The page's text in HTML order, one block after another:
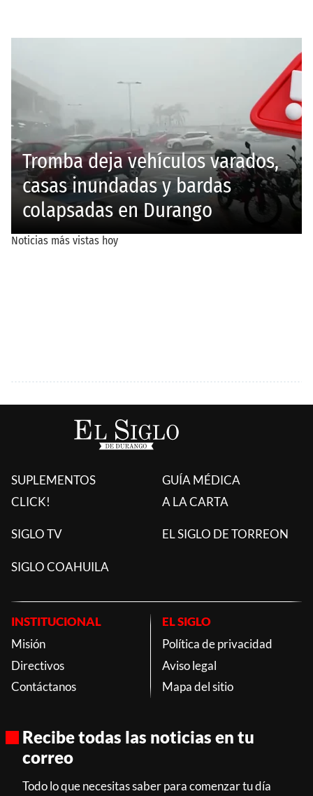
SUPLEMENTOS
CLICK!
GUÍA MÉDICA
A LA CARTA
SIGLO TV EL SIGLO DE TORREON
SIGLO COAHUILA
INSTITUCIONAL
Misión
Directivos
Contáctanos
EL SIGLO
Política de privacidad
Aviso legal
Mapa del sitio
Recibe todas las noticias en tu
correo
Todo lo que necesitas saber para comenzar tu día